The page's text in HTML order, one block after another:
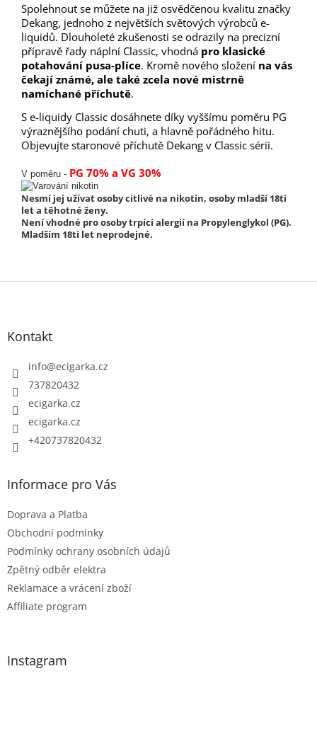
Spolehnout se můžete na již osvědčenou kvalitu značky
Dekang, jednoho z největších světových výrobců e-
liquidů. Dlouholeté zkušenosti se odrazily na precizní
přípravě řady náplní Classic, vhodná pro klasické
potahování pusa-plíce. Kromě nového složení na vás
čekají známé, ale také zcela nové mistrně
namíchané příchutě.
S e-liquidy Classic dosáhnete díky vyššímu poměru PG
výraznějšího podání chuti, a hlavně pořádného hitu.
Objevujte staronové příchutě Dekang v Classic sérii.
V poměru - PG 70% a VG 30%
Nesmí jej užívat osoby citlivé na nikotin, osoby mladší 18ti
let a těhotné ženy.
Není vhodné pro osoby trpící alergií na Propylenglykol (PG).
Mladším 18ti let neprodejné.
Kontakt
info@ecigarka.cz
737820432
ecigarka.cz
ecigarka.cz
+420737820432
Informace pro Vás
Doprava a Platba
Obchodní podmínky
Podmínky ochrany osobních údajů
Zpětný odběr elektra
Reklamace a vrácení zboží
Affiliate program
Instagram